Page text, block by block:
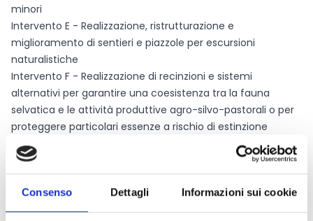
Consenso Dettagli Informazioni sui cookie
minori
Intervento E - Realizzazione, ristrutturazione e
miglioramento di sentieri e piazzole per escursioni
naturalistiche
Intervento F - Realizzazione di recinzioni e sistemi
alternativi per garantire una coesistenza tra la fauna
selvatica e le attività produttive agro-silvo-pastorali o per
proteggere particolari essenze a rischio di estinzione
Nel bando vengono dettagliati gli investimenti ammissibili e
specificate le condizioni e i vincoli di ogni singolo
intervento.
L'ambito territoriale interessato dall'applicazione del
presente bando é rappresentato dall'intero territorio